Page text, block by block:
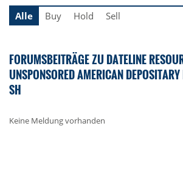
Alle
Buy Hold Sell
FORUMSBEITRÄGE ZU DATELINE
UNSPONSORED AMERICAN
SH
Keine Meldung vorhanden